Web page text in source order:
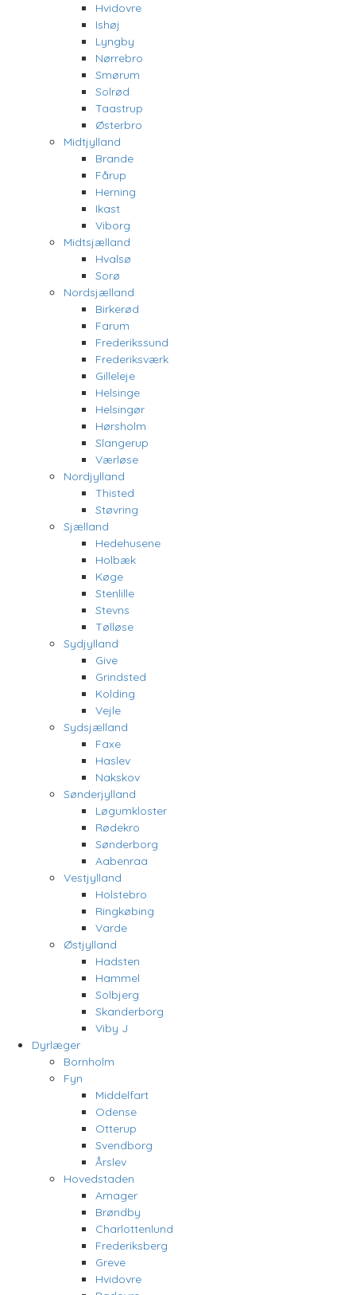
Hvidovre
Ishøj
Lyngby
Nørrebro
Smørum
Solrød
Taastrup
Østerbro
Midtjylland
Brande
Fårup
Herning
Ikast
Viborg
Midtsjælland
Hvalsø
Sorø
Nordsjælland
Birkerød
Farum
Frederikssund
Frederiksværk
Gilleleje
Helsinge
Helsingør
Hørsholm
Slangerup
Værløse
Nordjylland
Thisted
Støvring
Sjælland
Hedehusene
Holbæk
Køge
Stenlille
Stevns
Tølløse
Sydjylland
Give
Grindsted
Kolding
Vejle
Sydsjælland
Faxe
Haslev
Nakskov
Sønderjylland
Løgumkloster
Rødekro
Sønderborg
Aabenraa
Vestjylland
Holstebro
Ringkøbing
Varde
Østjylland
Hadsten
Hammel
Solbjerg
Skanderborg
Viby J
Dyrlæger
Bornholm
Fyn
Middelfart
Odense
Otterup
Svendborg
Årslev
Hovedstaden
Amager
Brøndby
Charlottenlund
Frederiksberg
Greve
Hvidovre